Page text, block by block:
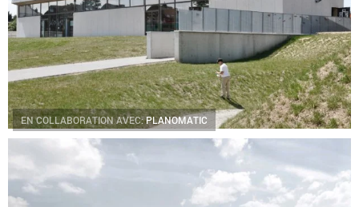
EN COLLABORATION AVEC:PLANOMATIC